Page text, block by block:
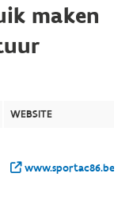
maken
WEBSITE
www.sportac86.be/